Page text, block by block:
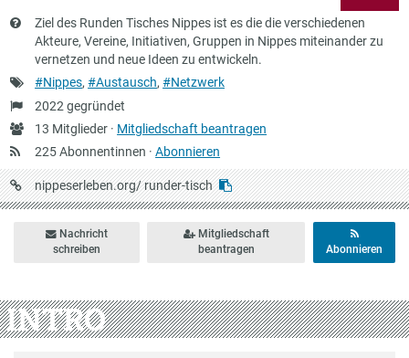
Kurzbeschreibung
Ziel des Runden Tisches Nippes ist es die die verschiedenen
Akteure, Vereine, Initiativen, Gruppen in Nippes miteinander zu
vernetzen und neue Ideen zu entwickeln.
Schlagworte
#Nippes,#Austausch,#Netzwerk
Gründung
2022 gegründet
Anzahl
Mitglieder
13 Mitglieder · Mitgliedschaft beantragen
225 Abonnentinnen ·Abonnieren
URL
auf
nippeserleben.org/ runder-tisch
Nachricht
schreiben
Mitgliedschaft
beantragen
Abonnieren
INTRO